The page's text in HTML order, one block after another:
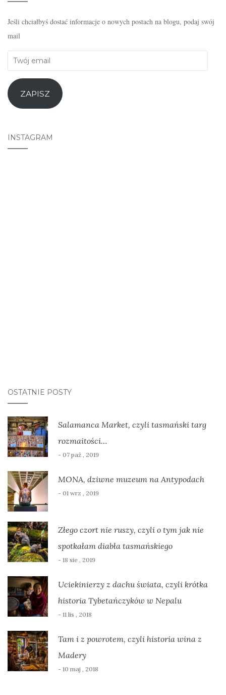
Jeśli chciałbyś dostać informacje o nowych postach na blogu, podaj swój
mail
Twój
ZAPISZ
INSTAGRAM
OSTATNIE POSTY
Salamanca Market, czyli tasmański targ
rozmaitości…
- 07 paź , 2019
MONA, dziwne muzeum na Antypodach
- 01 wrz , 2019
Złego czort nie ruszy, czyli o tym jak nie
spotkałam diabła tasmańskiego
- 18 sie , 2019
Uciekinierzy z dachu świata, czyli krótka
historia Tybetańczyków w Nepalu
- 11 lis , 2018
Tam i z powrotem, czyli historia wina z
Madery
- 10 maj , 2018